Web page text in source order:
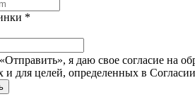
*
я даю свое согласие на
и для целей, определенных в